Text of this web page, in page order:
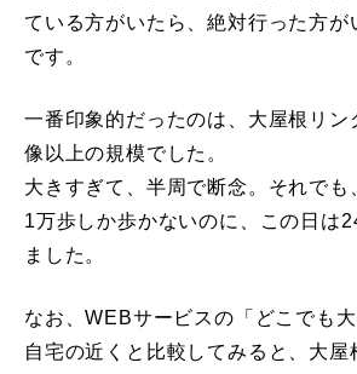
ている方がいたら、絶対行った方が
です。
一番印象的だったのは、大屋根リン
像以上の規模でした。
大きすぎて、半周で断念。それでも
1万歩しか歩かないのに、この日は
ました。
なお、WEBサービスの「どこでも
自宅の近くと比較してみると、大屋